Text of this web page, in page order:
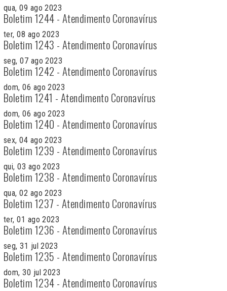
qua, 09 ago 2023
Boletim 1244 - Atendimento Coronavírus
ter, 08 ago 2023
Boletim 1243 - Atendimento Coronavírus
seg, 07 ago 2023
Boletim 1242 - Atendimento Coronavírus
dom, 06 ago 2023
Boletim 1241 - Atendimento Coronavírus
dom, 06 ago 2023
Boletim 1240 - Atendimento Coronavírus
sex, 04 ago 2023
Boletim 1239 - Atendimento Coronavírus
qui, 03 ago 2023
Boletim 1238 - Atendimento Coronavírus
qua, 02 ago 2023
Boletim 1237 - Atendimento Coronavírus
ter, 01 ago 2023
Boletim 1236 - Atendimento Coronavírus
seg, 31 jul 2023
Boletim 1235 - Atendimento Coronavírus
dom, 30 jul 2023
Boletim 1234 - Atendimento Coronavírus